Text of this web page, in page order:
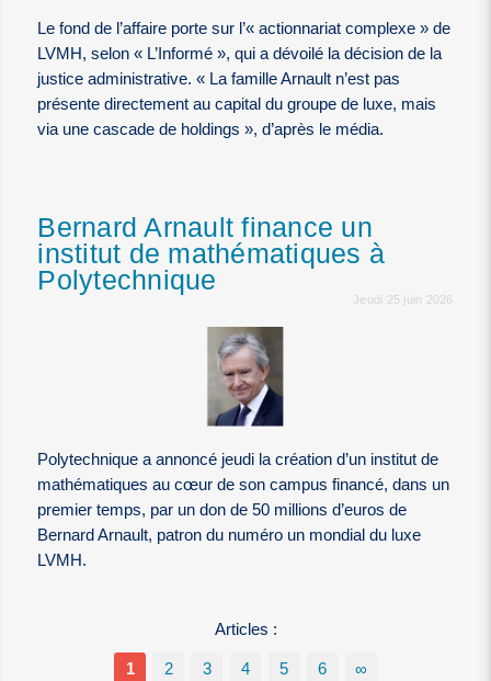
Le fond de l’affaire porte sur l’« actionnariat complexe » de
LVMH, selon « L’Informé », qui a dévoilé la décision de la
justice administrative. « La famille Arnault n’est pas
présente directement au capital du groupe de luxe, mais
via une cascade de holdings », d’après le média.
Bernard Arnault finance un
institut de mathématiques à
Polytechnique
Jeudi 25 juin 2026
Polytechnique a annoncé jeudi la création d’un institut de
mathématiques au cœur de son campus financé, dans un
premier temps, par un don de 50 millions d’euros de
Bernard Arnault, patron du numéro un mondial du luxe
LVMH.
Articles :
1 2 3 4 5 6 ∞